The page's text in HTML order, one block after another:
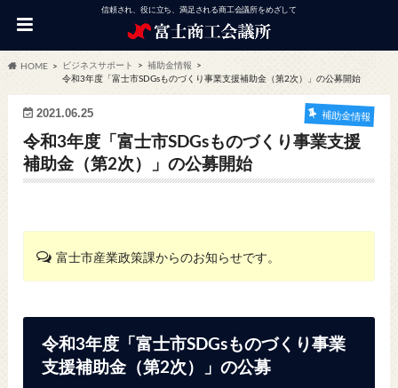
信頼され、役に立ち、満足される商工会議所をめざして
HOME ビジネスサポート
補助金情報
令和3年度「富士市SDGsものづくり事業支援補助金（第2次）」の公募開始
2021.06.25 補助金情報
令和3年度「富士市SDGsものづくり事業支援
補助金（第2次）」の公募開始
富士市産業政策課からのお知らせです。
令和3年度「富士市SDGsものづくり事業
支援補助金（第2次）」の公募